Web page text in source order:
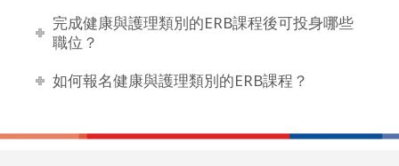
完成健康與護理類別的ERB課程後可投身哪些
職位？
如何報名健康與護理類別的ERB課程？